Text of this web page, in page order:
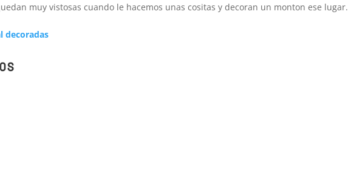
muy vistosas cuando le hacemos unas cositas y decoran un monton ese lugar.
decoradas